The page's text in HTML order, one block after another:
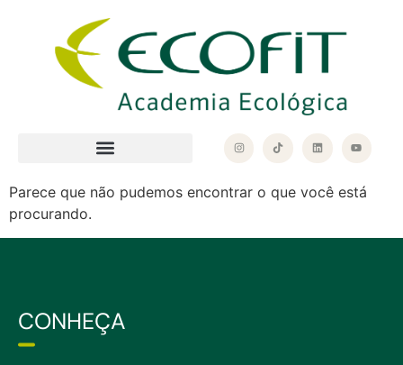
Parece que não pudemos encontrar o que você está
procurando.
CONHEÇA